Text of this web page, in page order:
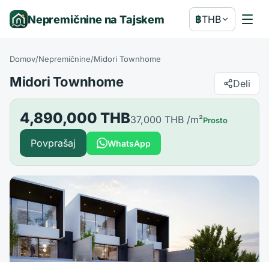
Nepremičnine na Tajskem ฿THB
Domov/Nepremičnine/Midori Townhome
Midori Townhome Deli
4,890,000 THB37,000 THB /m²Prosto
Povprašaj WhatsApp